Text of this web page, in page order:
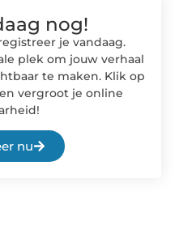
nog!
je vandaag.
plek om jouw verhaal
te maken. Klik op
vergroot je online
nu